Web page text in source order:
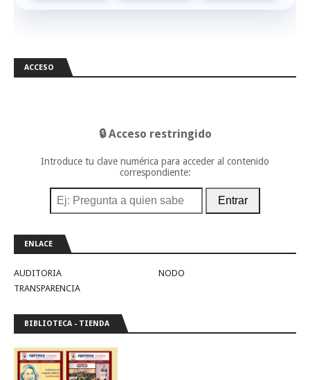
ACCESO
🔒 Acceso restringido
Introduce tu clave numérica para acceder al contenido
correspondiente:
Entrar
ENLACE
AUDITORIA
NODO
TRANSPARENCIA
BIBLIOTECA - TIENDA